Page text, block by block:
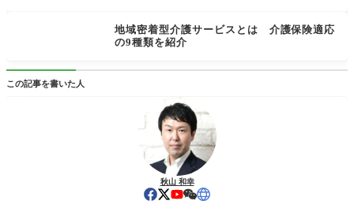
地域密着型介護サービスとは 介護保険適応
の9種類を紹介
この記事を書いた人
秋山 和幸